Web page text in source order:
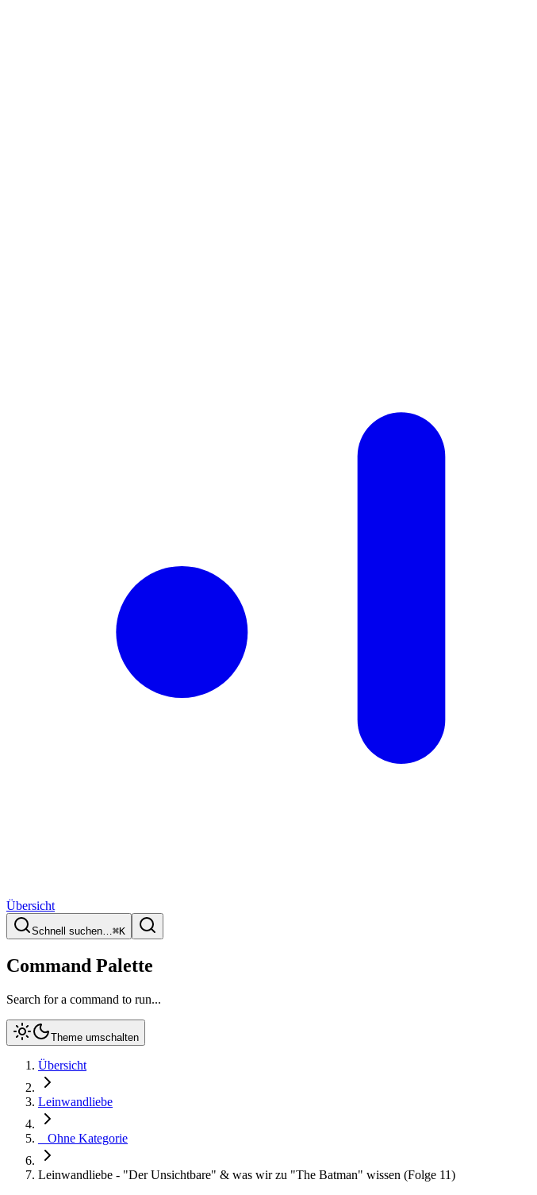
Übersicht
Schnell suchen…⌘K
Command Palette
Search for a command to run...
Theme umschalten
Übersicht
Leinwandliebe
_ Ohne Kategorie
Leinwandliebe - "Der Unsichtbare" & was wir zu "The Batman" wissen (Folge 11)